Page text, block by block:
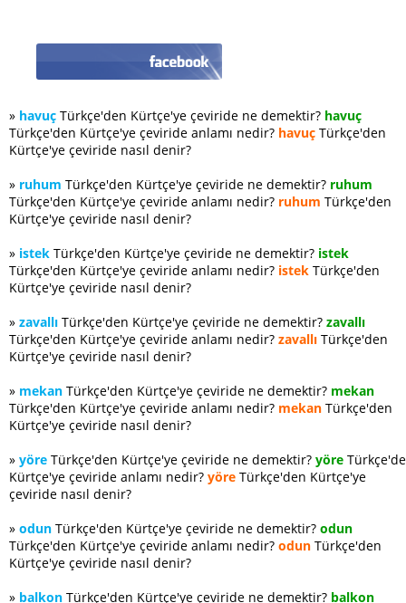
» havuç Türkçe'den Kürtçe'ye çeviride ne demektir? havuç
Türkçe'den Kürtçe'ye çeviride anlamı nedir? havuç Türkçe'den
Kürtçe'ye çeviride nasıl denir?
» ruhum Türkçe'den Kürtçe'ye çeviride ne demektir? ruhum
Türkçe'den Kürtçe'ye çeviride anlamı nedir? ruhum Türkçe'den
Kürtçe'ye çeviride nasıl denir?
» istek Türkçe'den Kürtçe'ye çeviride ne demektir? istek
Türkçe'den Kürtçe'ye çeviride anlamı nedir? istek Türkçe'den
Kürtçe'ye çeviride nasıl denir?
» zavallı Türkçe'den Kürtçe'ye çeviride ne demektir? zavallı
Türkçe'den Kürtçe'ye çeviride anlamı nedir? zavallı Türkçe'den
Kürtçe'ye çeviride nasıl denir?
» mekan Türkçe'den Kürtçe'ye çeviride ne demektir? mekan
Türkçe'den Kürtçe'ye çeviride anlamı nedir? mekan Türkçe'den
Kürtçe'ye çeviride nasıl denir?
» yöre Türkçe'den Kürtçe'ye çeviride ne demektir? yöre
Kürtçe'ye çeviride anlamı nedir? yöre Türkçe'den Kürtçe'ye
çeviride nasıl denir?
» odun Türkçe'den Kürtçe'ye çeviride ne demektir? odun
Türkçe'den Kürtçe'ye çeviride anlamı nedir? odun Türkçe'den
Kürtçe'ye çeviride nasıl denir?
» balkon Türkçe'den Kürtçe'ye çeviride ne demektir? balkon